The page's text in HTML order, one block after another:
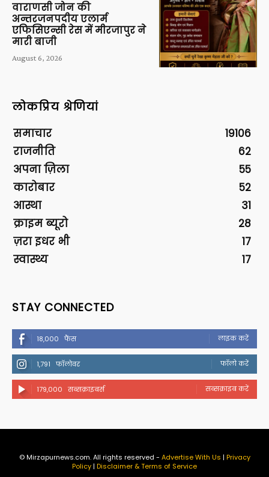
वाराणसी जोन की
अन्तरजनपदीय एलार्म
एफिसिएन्सी रेस में मीरजापुर ने
मारी बाजी
August 6, 2026
लोकप्रिय श्रेणियां
समाचार
19106
राजनीति
62
अपना ज़िला
55
कारोबार
52
आस्था
31
क्राइम ब्यूरो
28
ज़रा इधर भी
17
स्वास्थ्य
17
STAY CONNECTED
18,000 फैंस लाइक करें
1,791 फॉलोवर फॉलो करें
179,000 सब्सक्राइबर्स सब्सक्राइब करें
© Mirzapurnews.com. All rights reserved - Advertise With Us | Privacy
Policy| Disclaimer & Terms of Service